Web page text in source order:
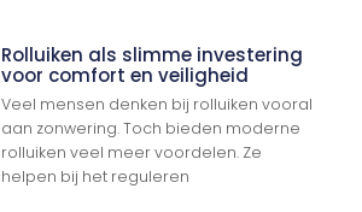
Rolluiken als slimme investering
voor comfort en veiligheid
Veel mensen denken bij rolluiken vooral
aan zonwering. Toch bieden moderne
rolluiken veel meer voordelen. Ze
helpen bij het reguleren